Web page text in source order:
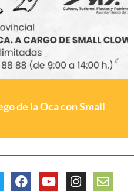
de la Oca con Small